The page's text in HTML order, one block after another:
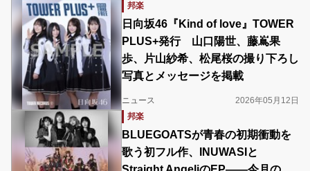
邦楽
日向坂46『Kind of love』TOWER
PLUS+発行 山口陽世、藤嶌果
歩、片山紗希、松尾桜の撮り下ろし
写真とメッセージを掲載
ニュース
2026年05月12日
邦楽
BLUEGOATSが青春の初期衝動を
歌う初フル作、INUWASIと